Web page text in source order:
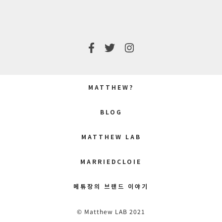
MATTHEW?
BLOG
MATTHEW LAB
MARRIEDCLOIE
메튜장의 브랜드 이야기
© Matthew LAB 2021